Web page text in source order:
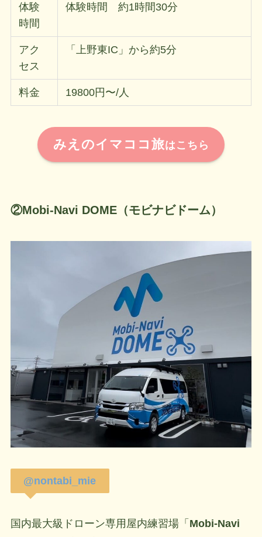
体験
時間
体験時間 約1時間30分
アク
セス
「上野東IC」から約5分
料金 19800円〜/人
みえのイマココ旅はこちら
②Mobi-Navi DOME（モビナビドーム）
@nontabi_mie
国内最大級ドローン専用屋内練習場「 Mobi-Navi